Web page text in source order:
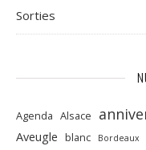
Sorties
Agenda Alsace
Aveugle blanc Bordeaux